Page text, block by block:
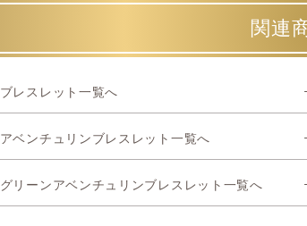
関連
ブレスレット一覧へ
アベンチュリンブレスレット一覧へ
グリーンアベンチュリンブレスレット一覧へ